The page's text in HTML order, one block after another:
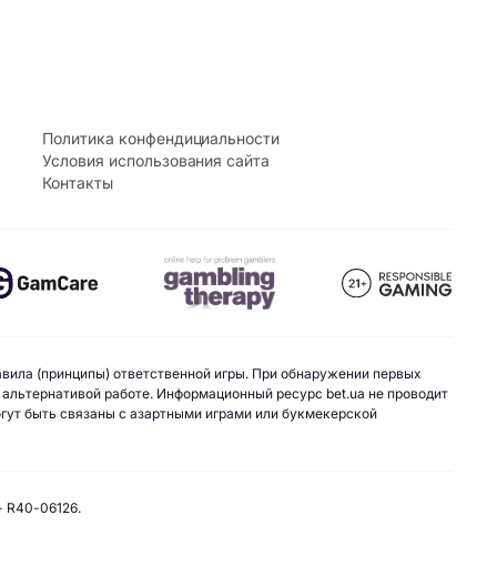
Политика конфендициальности
Условия использования сайта
Контакты
(принципы) ответственной игры. При обнаружении первых
работе. Информационный ресурс bet.ua не проводит
быть связаны с азартными играми или букмекерской
R40-06126.